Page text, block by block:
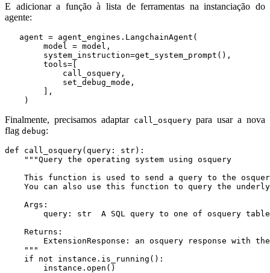
E adicionar a função à lista de ferramentas na instanciação do
agente:
agent = agent_engines . LangchainAgent (
model
= model ,
system_instruction=get_system_prompt (),
tools= [
call_osquery ,
set_debug_mode ,
],
)
Finalmente, precisamos adaptar call_osquerypara usar a nova
flag debug:
def call_osquery(query : str):
    """
if
not instance . is_running ():
instance . open ()